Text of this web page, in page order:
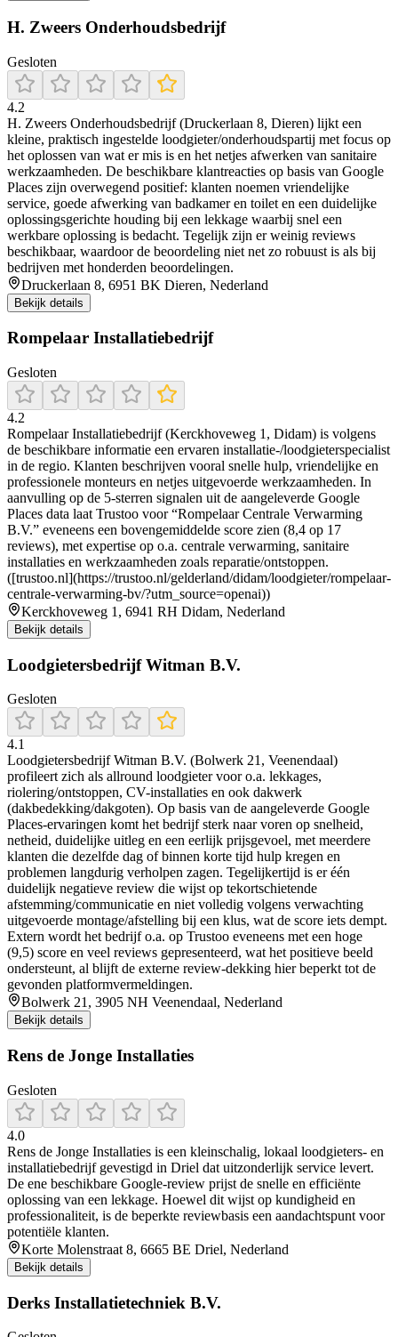
H. Zweers Onderhoudsbedrijf
Gesloten
4.2
H. Zweers Onderhoudsbedrijf (Druckerlaan 8, Dieren) lijkt een
kleine, praktisch ingestelde loodgieter/onderhoudspartij met focus op
het oplossen van wat er mis is en het netjes afwerken van sanitaire
werkzaamheden. De beschikbare klantreacties op basis van Google
Places zijn overwegend positief: klanten noemen vriendelijke
service, goede afwerking van badkamer en toilet en een duidelijke
oplossingsgerichte houding bij een lekkage waarbij snel een
werkbare oplossing is bedacht. Tegelijk zijn er weinig reviews
beschikbaar, waardoor de beoordeling niet net zo robuust is als bij
bedrijven met honderden beoordelingen.
Druckerlaan 8, 6951 BK Dieren, Nederland
Bekijk details
Rompelaar Installatiebedrijf
Gesloten
4.2
Rompelaar Installatiebedrijf (Kerckhoveweg 1, Didam) is volgens
de beschikbare informatie een ervaren installatie-/loodgieterspecialist
in de regio. Klanten beschrijven vooral snelle hulp, vriendelijke en
professionele monteurs en netjes uitgevoerde werkzaamheden. In
aanvulling op de 5-sterren signalen uit de aangeleverde Google
Places data laat Trustoo voor “Rompelaar Centrale Verwarming
B.V.” eveneens een bovengemiddelde score zien (8,4 op 17
reviews), met expertise op o.a. centrale verwarming, sanitaire
installaties en werkzaamheden zoals reparatie/ontstoppen.
([trustoo.nl](https://trustoo.nl/gelderland/didam/loodgieter/rompelaar-
centrale-verwarming-bv/?utm_source=openai))
Kerckhoveweg 1, 6941 RH Didam, Nederland
Bekijk details
Loodgietersbedrijf Witman B.V.
Gesloten
4.1
Loodgietersbedrijf Witman B.V. (Bolwerk 21, Veenendaal)
profileert zich als allround loodgieter voor o.a. lekkages,
riolering/ontstoppen, CV-installaties en ook dakwerk
(dakbedekking/dakgoten). Op basis van de aangeleverde Google
Places-ervaringen komt het bedrijf sterk naar voren op snelheid,
netheid, duidelijke uitleg en een eerlijk prijsgevoel, met meerdere
klanten die dezelfde dag of binnen korte tijd hulp kregen en
problemen langdurig verholpen zagen. Tegelijkertijd is er één
duidelijk negatieve review die wijst op tekortschietende
afstemming/communicatie en niet volledig volgens verwachting
uitgevoerde montage/afstelling bij een klus, wat de score iets dempt.
Extern wordt het bedrijf o.a. op Trustoo eveneens met een hoge
(9,5) score en veel reviews gepresenteerd, wat het positieve beeld
ondersteunt, al blijft de externe review-dekking hier beperkt tot de
gevonden platformvermeldingen.
Bolwerk 21, 3905 NH Veenendaal, Nederland
Bekijk details
Rens de Jonge Installaties
Gesloten
4.0
Rens de Jonge Installaties is een kleinschalig, lokaal loodgieters- en
installatiebedrijf gevestigd in Driel dat uitzonderlijk service levert.
De ene beschikbare Google-review prijst de snelle en efficiënte
oplossing van een lekkage. Hoewel dit wijst op kundigheid en
professionaliteit, is de beperkte reviewbasis een aandachtspunt voor
potentiële klanten.
Korte Molenstraat 8, 6665 BE Driel, Nederland
Bekijk details
Derks Installatietechniek B.V.